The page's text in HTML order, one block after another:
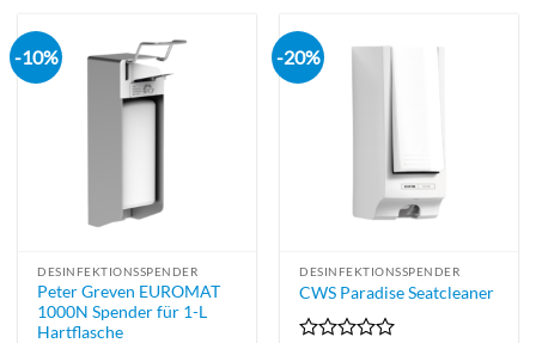
-10%
DESINFEKTIONSSPENDER
Peter Greven EUROMAT
1000N Spender für 1-L
Hartflasche
-20%
DESINFEKTIONSSPENDER
CWS Paradise Seatcleaner